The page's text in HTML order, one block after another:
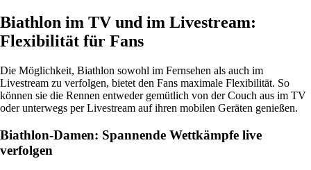
Biathlon im TV und im Livestream:
Flexibilität für Fans
Die Möglichkeit, Biathlon sowohl im Fernsehen als auch im
Livestream zu verfolgen, bietet den Fans maximale Flexibilität. So
können sie die Rennen entweder gemütlich von der Couch aus im TV
oder unterwegs per Livestream auf ihren mobilen Geräten genießen.
Biathlon-Damen: Spannende Wettkämpfe live
verfolgen